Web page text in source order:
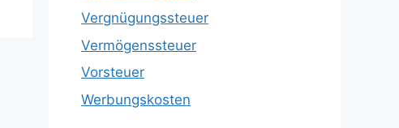
Vergnügungssteuer
Vermögenssteuer
Vorsteuer
Werbungskosten